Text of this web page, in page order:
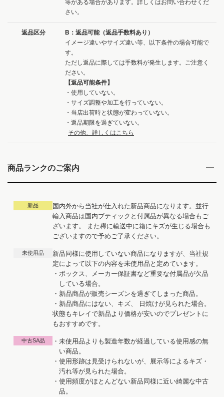
等がある場合があります。詳しくはお問い合わせくだ
さい。
返品区分
B：返品可能（返品手数料あり）
イメージ違いやサイズ違い等、以下条件の場合可能で
す。
ただし返品に際しては手数料が発生します。ご注意く
ださい。
【返品可能条件】
・使用していない。
・サイズ調整や加工を行っていない。
・当店出荷時と状態が変わっていない。
・返品期限を過ぎていない。
その他、詳しくはこちら
商品ランクのご案内
新品
国内外から当社が仕入れた新品商品になります。並行
輸入商品は国内ブティックと付属品が異なる場合もご
ざいます。 また稀に輸送中に箱にキズが生じる場合も
ございますので予めご了承ください。
未使用品
新品同様に使用していない商品になりますが、当社規
定によって以下の内容を未使用品と定めています。
・ボックス、メーカー保証書など重要な付属品が欠品
している場合。
・新品商品が販売シーズンを過ぎてしまった商品。
・新品商品にはない、キズ、 日焼けが見られた場合。
状態もキレイで新品より価格が安いのでプレゼントに
もおすすめです。
中古SA品
・未使用品よりも製造年数が経過している使用感の無
い商品。
・使用形跡は見受けられないが、展示等によるキズ・
汚れ等が見られた場合。
・使用頻度がほとんどない新品同様に近い綺麗な中古
品。